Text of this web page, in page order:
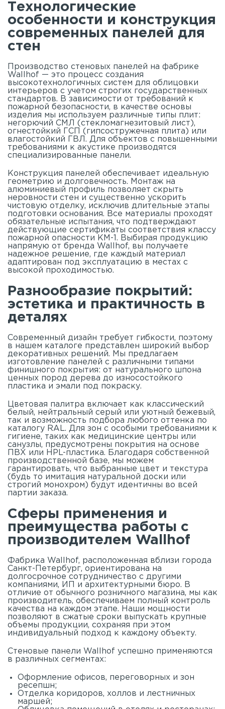
Технологические
особенности и конструкция
современных панелей для
стен
Производство стеновых панелей на фабрике
Wallhof — это процесс создания
высокотехнологичных систем для облицовки
интерьеров с учетом строгих государственных
стандартов. В зависимости от требований к
пожарной безопасности, в качестве основы
изделия мы используем различные типы плит:
негорючий СМЛ (стекломагнезитовый лист),
огнестойкий ГСП (гипсостружечная плита) или
влагостойкий ГВЛ. Для объектов с повышенными
требованиями к акустике производятся
специализированные панели.
Конструкция панелей обеспечивает идеальную
геометрию и долговечность. Монтаж на
алюминиевый профиль позволяет скрыть
неровности стен и существенно ускорить
чистовую отделку, исключив длительные этапы
подготовки основания. Все материалы проходят
обязательные испытания, что подтверждают
действующие сертификаты соответствия классу
пожарной опасности КМ-1. Выбирая продукцию
напрямую от бренда Wallhof, вы получаете
надежное решение, где каждый материал
адаптирован под эксплуатацию в местах с
высокой проходимостью.
Разнообразие покрытий:
эстетика и практичность в
деталях
Современный дизайн требует гибкости, поэтому
в нашем каталоге представлен широкий выбор
декоративных решений. Мы предлагаем
изготовление панелей с различными типами
финишного покрытия: от натурального шпона
ценных пород дерева до износостойкого
пластика и эмали под покраску.
Цветовая палитра включает как классический
белый, нейтральный серый или уютный бежевый,
так и возможность подбора любого оттенка по
каталогу RAL. Для зон с особыми требованиями к
гигиене, таких как медицинские центры или
санузлы, предусмотрены покрытия на основе
ПВХ или HPL-пластика. Благодаря собственной
производственной базе, мы можем
гарантировать, что выбранные цвет и текстура
(будь то имитация натуральной доски или
строгий монохром) будут идентичны во всей
партии заказа.
Сферы применения и
преимущества работы с
производителем Wallhof
Фабрика Wallhof, расположенная вблизи города
Санкт-Петербург, ориентирована на
долгосрочное сотрудничество с другими
компаниями, ИП и архитектурными бюро. В
отличие от обычного розничного магазина, мы как
производитель, обеспечиваем полный контроль
качества на каждом этапе. Наши мощности
позволяют в сжатые сроки выпускать крупные
объемы продукции, сохраняя при этом
индивидуальный подход к каждому объекту.
Стеновые панели Wallhof успешно применяются
в различных сегментах:
Оформление офисов, переговорных и зон
ресепшн;
Отделка коридоров, холлов и лестничных
маршей;